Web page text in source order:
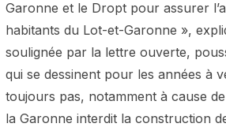
Garonne et le Dropt pour assurer
habitants du Lot-et-Garonne »,
soulignée par la lettre ouverte,
qui se dessinent pour les années à
toujours pas, notamment à cause
la Garonne interdit la construction